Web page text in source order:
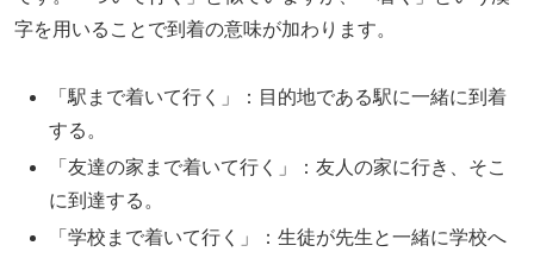
字を用いることで到着の意味が加わります。
「駅まで着いて行く」：目的地である駅に一緒に到着
する。
「友達の家まで着いて行く」：友人の家に行き、そこ
に到達する。
「学校まで着いて行く」：生徒が先生と一緒に学校へ